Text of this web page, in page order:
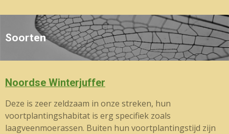
Soorten
Noordse Winterjuffer
Deze is zeer zeldzaam in onze streken, hun
voortplantingshabitat is erg specifiek zoals
laagveenmoerassen. Buiten hun voortplantingstijd zijn